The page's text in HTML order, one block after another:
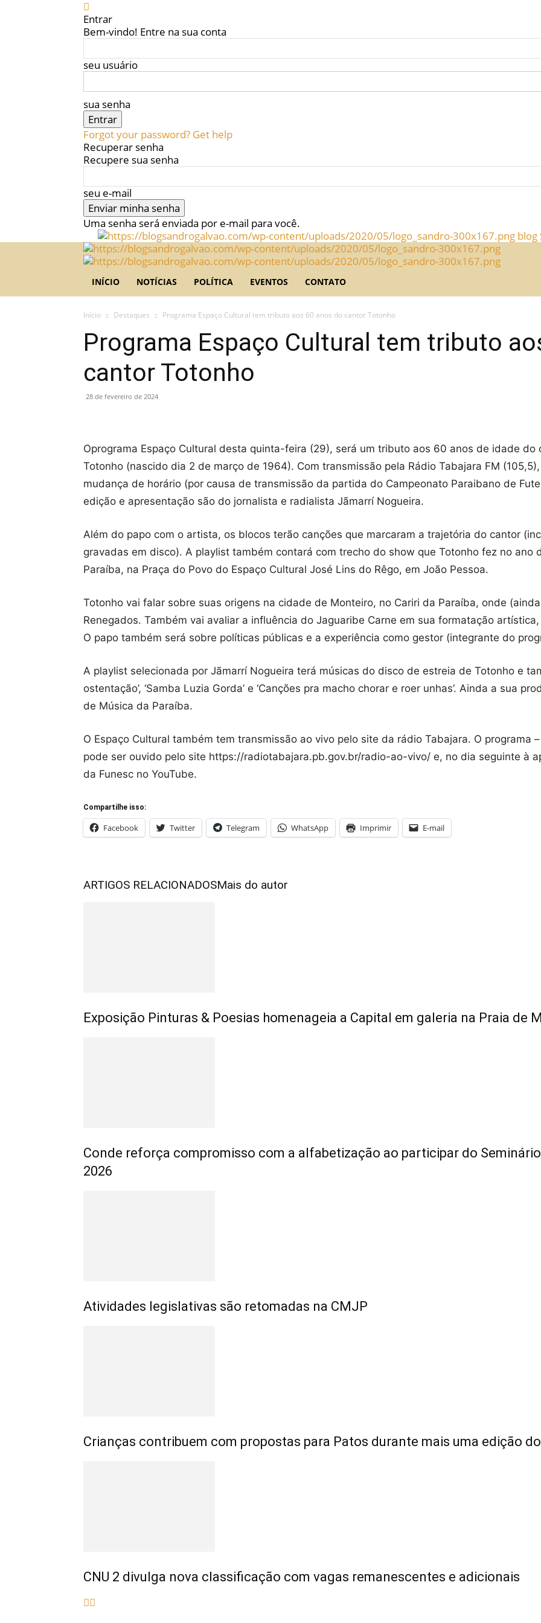
Entrar
Bem-vindo! Entre na sua conta
seu usuário
sua senha
Forgot your password? Get help
Recuperar senha
Recupere sua senha
seu e-mail
Uma senha será enviada por e-mail para você.
blog
INÍCIO NOTÍCIAS POLÍTICA EVENTOS CONTATO
Início Destaques Programa Espaço Cultural tem tributo aos 60 anos do cantor Totonho
Programa Espaço Cultural tem tributo
cantor Totonho
28 de fevereiro de 2024
Oprograma Espaço Cultural desta quinta-feira (29), será um tributo aos 60 anos de idade do
Totonho (nascido dia 2 de março de 1964). Com transmissão pela Rádio Tabajara FM
mudança de horário (por causa de transmissão da partida do Campeonato Paraibano de
edição e apresentação são do jornalista e radialista Jãmarrí Nogueira.
Além do papo com o artista, os blocos terão canções que marcaram a trajetória do cantor
gravadas em disco). A playlist também contará com trecho do show que Totonho fez no ano
Paraíba, na Praça do Povo do Espaço Cultural José Lins do Rêgo, em João Pessoa.
Totonho vai falar sobre suas origens na cidade de Monteiro, no Cariri da Paraíba, onde
Renegados. Também vai avaliar a influência do Jaguaribe Carne em sua formatação
O papo também será sobre políticas públicas e a experiência como gestor (integrante do
A playlist selecionada por Jãmarrí Nogueira terá músicas do disco de estreia de Totonho e
ostentação’, ‘Samba Luzia Gorda’ e ‘Canções pra macho chorar e roer unhas’. Ainda a sua
de Música da Paraíba.
O Espaço Cultural também tem transmissão ao vivo pelo site da rádio Tabajara. O programa
pode ser ouvido pelo site https://radiotabajara.pb.gov.br/radio-ao-vivo/ e, no dia seguinte à
da Funesc no YouTube.
Compartilhe isso:
Facebook Twitter Telegram WhatsApp Imprimir E-mail
ARTIGOS RELACIONADOSMais do autor
Exposição Pinturas & Poesias homenageia a Capital em galeria na Praia de
Conde reforça compromisso com a alfabetização ao participar do
2026
Atividades legislativas são retomadas na CMJP
Crianças contribuem com propostas para Patos durante mais uma edição
CNU 2 divulga nova classificação com vagas remanescentes e adicionais